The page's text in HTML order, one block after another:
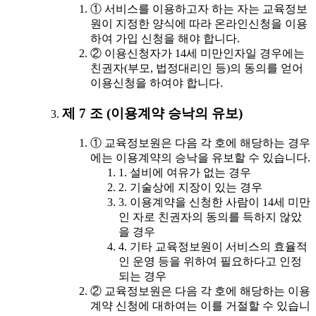
① 서비스를 이용하고자 하는 자는 교육정보
원이 지정한 양식에 따라 온라인신청을 이용
하여 가입 신청을 해야 합니다.
② 이용신청자가 14세 미만인자일 경우에는
친권자(부모, 법정대리인 등)의 동의를 얻어
이용신청을 하여야 합니다.
제 7 조 (이용계약 승낙의 유보)
① 교육정보원은 다음 각 호에 해당하는 경우
에는 이용계약의 승낙을 유보할 수 있습니다.
1. 설비에 여유가 없는 경우
2. 기술상에 지장이 있는 경우
3. 이용계약을 신청한 사람이 14세 미만
인 자로 친권자의 동의를 득하지 않았
을 경우
4. 기타 교육정보원이 서비스의 효율적
인 운영 등을 위하여 필요하다고 인정
되는 경우
② 교육정보원은 다음 각 호에 해당하는 이용
계약 신청에 대하여는 이를 거절할 수 있습니